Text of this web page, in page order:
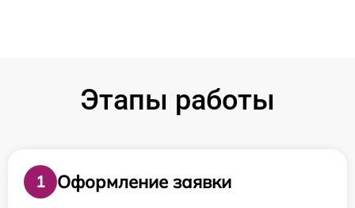
Этапы работы
1
Оформление заявки